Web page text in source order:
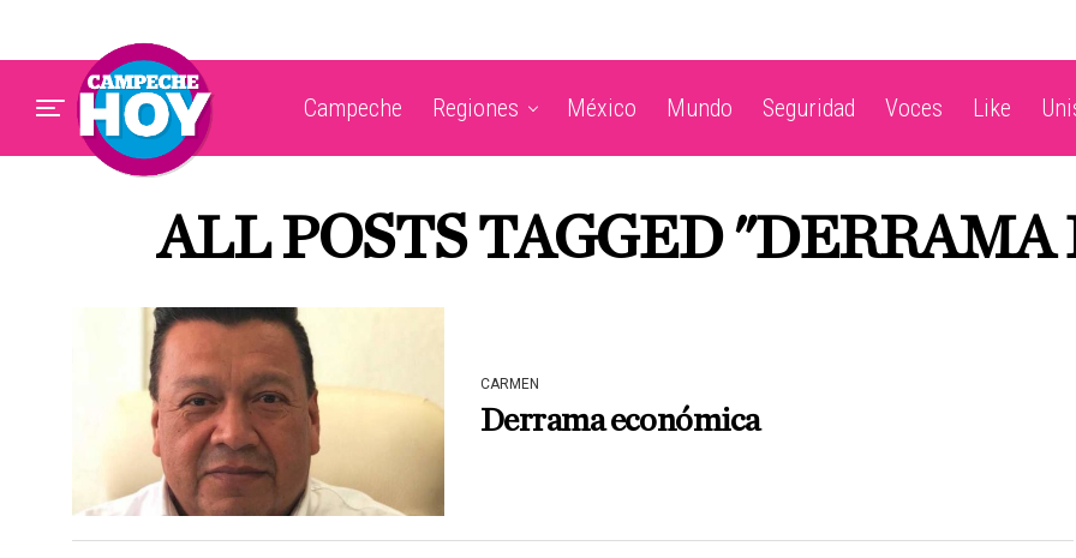
Campeche Regiones México Mundo Seguridad Voces Like
ALL POSTS TAGGED
CARMEN
Derrama económica